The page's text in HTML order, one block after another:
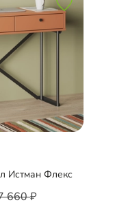
Истман Флекс
660